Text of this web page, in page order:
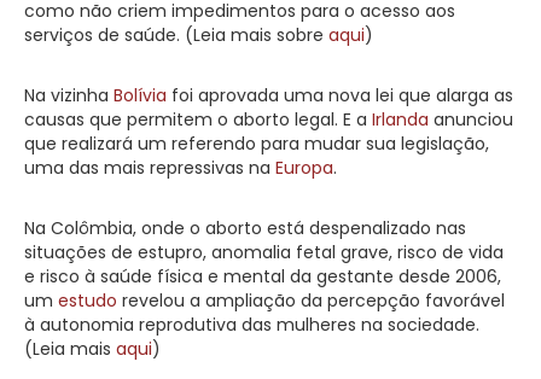
como não criem impedimentos para o acesso aos
serviços de saúde. (Leia mais sobre aqui)
Na vizinha Bolívia foi aprovada uma nova lei que alarga as
causas que permitem o aborto legal. E a Irlanda anunciou
que realizará um referendo para mudar sua legislação,
uma das mais repressivas na Europa.
Na Colômbia, onde o aborto está despenalizado nas
situações de estupro, anomalia fetal grave, risco de vida
e risco à saúde física e mental da gestante desde 2006,
um estudo revelou a ampliação da percepção favorável
à autonomia reprodutiva das mulheres na sociedade.
(Leia mais aqui)